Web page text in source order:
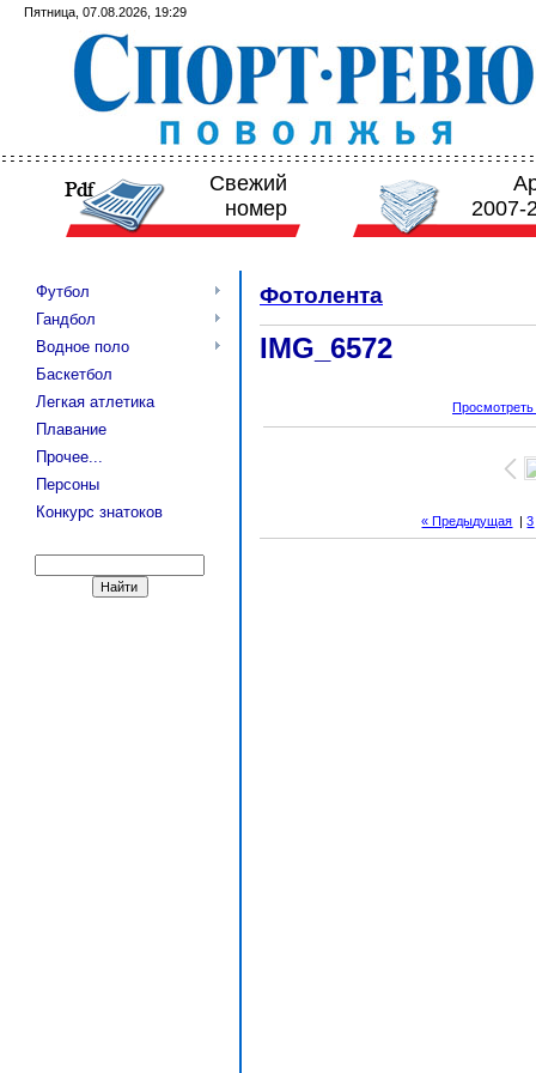
Пятница, 07.08.2026, 19:29
Свежий
номер
2007-
Футбол
Гандбол
Водное поло
Баскетбол
Легкая атлетика
Плавание
Прочее...
Персоны
Конкурс знатоков
Фотолента
IMG_6572
« Предыдущая |3